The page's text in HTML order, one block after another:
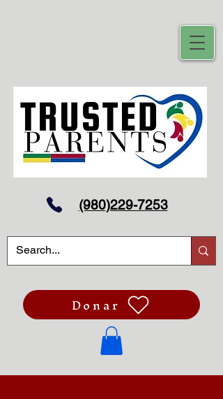
(980)229-7253
Donar